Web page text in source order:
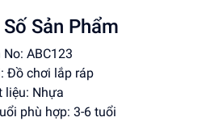
Sản Phẩm
No: ABC123
Đồ chơi lắp ráp
liệu: Nhựa
phù hợp: 3-6 tuổi